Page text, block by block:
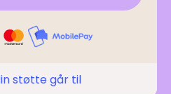
støtte går til